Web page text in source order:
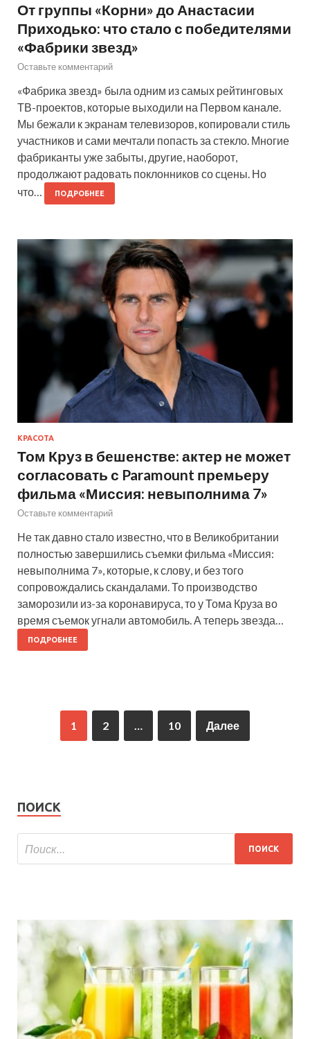
От группы «Корни» до Анастасии
Приходько: что стало с победителями
«Фабрики звезд»
Оставьте комментарий
«Фабрика звезд» была одним из самых рейтинговых
ТВ-проектов, которые выходили на Первом канале.
Мы бежали к экранам телевизоров, копировали стиль
участников и сами мечтали попасть за стекло. Многие
фабриканты уже забыты, другие, наоборот,
продолжают радовать поклонников со сцены. Но
что…
ПОДРОБНЕЕ
КРАСОТА
Том Круз в бешенстве: актер не может
согласовать с Paramount премьеру
фильма «Миссия: невыполнима 7»
Оставьте комментарий
Не так давно стало известно, что в Великобритании
полностью завершились съемки фильма «Миссия:
невыполнима 7», которые, к слову, и без того
сопровождались скандалами. То производство
заморозили из-за коронавируса, то у Тома Круза во
время съемок угнали автомобиль. А теперь звезда…
ПОДРОБНЕЕ
1 2 … 10 Далее
ПОИСК